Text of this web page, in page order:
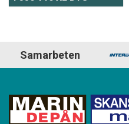
Samarbeten